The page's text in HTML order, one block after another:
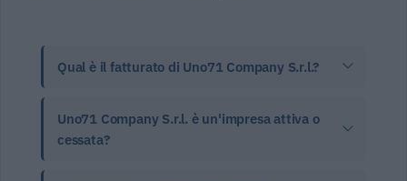
Qual è il fatturato di Uno71 Company S.r.l.?
Uno71 Company S.r.l. è un'impresa attiva o
cessata?